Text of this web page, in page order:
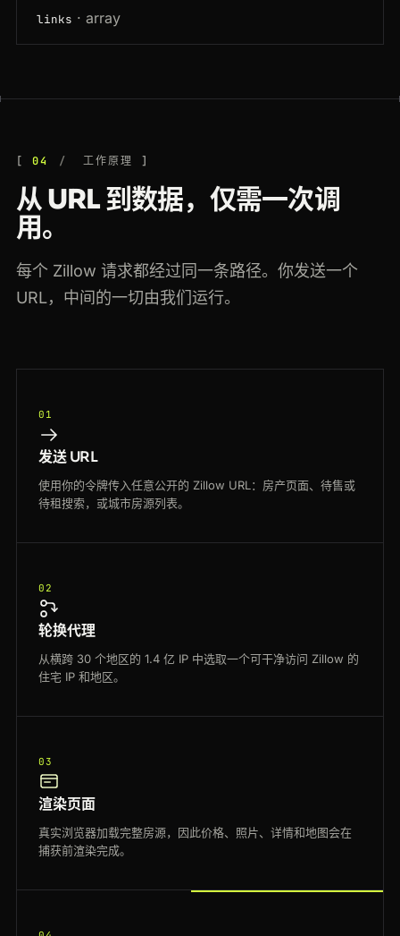
links · array
04 工作原理
从 URL 到数据，仅需一次调
用。
每个 Zillow 请求都经过同一条路径。你发送一个
URL，中间的一切由我们运行。
01
发送 URL
使用你的令牌传入任意公开的 Zillow URL：房产页面、待售或
待租搜索，或城市房源列表。
02
轮换代理
从横跨 30 个地区的 1.4 亿 IP 中选取一个可干净访问 Zillow 的
住宅 IP 和地区。
03
渲染页面
真实浏览器加载完整房源，因此价格、照片、详情和地图会在
捕获前渲染完成。